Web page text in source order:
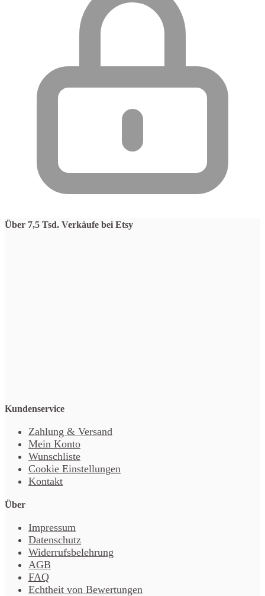
Über 7,5 Tsd. Verkäufe bei Etsy
Kundenservice
Zahlung & Versand
Mein Konto
Wunschliste
Cookie Einstellungen
Kontakt
Über
Impressum
Datenschutz
Widerrufsbelehrung
AGB
FAQ
Echtheit von Bewertungen